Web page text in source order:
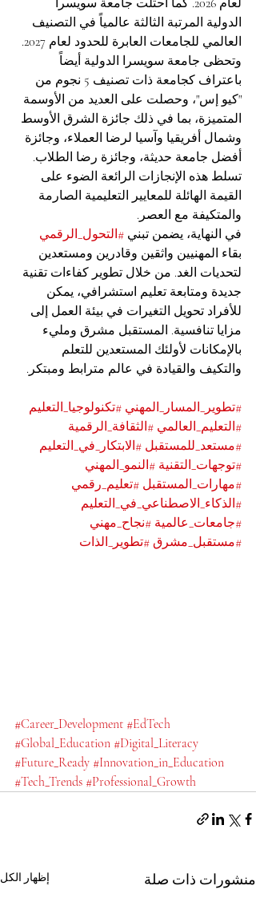
لعام 2026. كما احتلت جامعة سويسرا
الدولية المرتبة الثالثة عالمياً في التصنيف
العالمي للجامعات العابرة للحدود لعام 2027.
وتحظى جامعة سويسرا الدولية أيضاً
باعتراف كجامعة ذات تصنيف 5 نجوم من
"كيو إس"، وحصلت على العديد من الأوسمة
المتميزة، بما في ذلك جائزة الشرق الأوسط
وشمال أفريقيا وآسيا لرضا العملاء، وجائزة
أفضل جامعة حديثة، وجائزة رضا الطلاب.
تسلط هذه الإنجازات الرائعة الضوء على
القيمة الهائلة للمعايير التعليمية الصارمة
والمتكيفة مع العصر.
في النهاية، يضمن تبني #التحول_الرقمي
بقاء المهنيين واثقين وقادرين ومستعدين
لتحديات الغد. من خلال تطوير كفاءات تقنية
جديدة ومتابعة تعليم استشرافي، يمكن
للأفراد تحويل التغيرات في بيئة العمل إلى
مزايا تنافسية. المستقبل مشرق ومليء
بالإمكانات لأولئك المستعدين للتعلم
والتكيف والقيادة في عالم مترابط ومبتكر.
#تطوير_المسار_المهني #تكنولوجيا_التعليم
#التعليم_العالمي #الثقافة_الرقمية
#مستعد_للمستقبل #الابتكار_في_التعليم
#توجهات_التقنية #النمو_المهني
#مهارات_المستقبل #تعليم_رقمي
#الذكاء_الاصطناعي_في_التعليم
#جامعات_عالمية #نجاح_مهني
#مستقبل_مشرق #تطوير_الذات
#Career_Development #EdTech
#Global_Education #Digital_Literacy
#Future_Ready #Innovation_in_Education
#Tech_Trends #Professional_Growth
منشورات ذات صلة إظهار الكل